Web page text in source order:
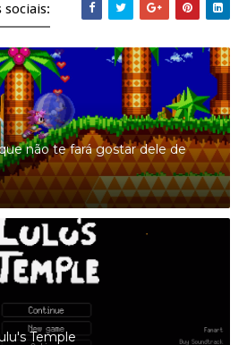
sociais:
não te fará gostar dele de
Temple